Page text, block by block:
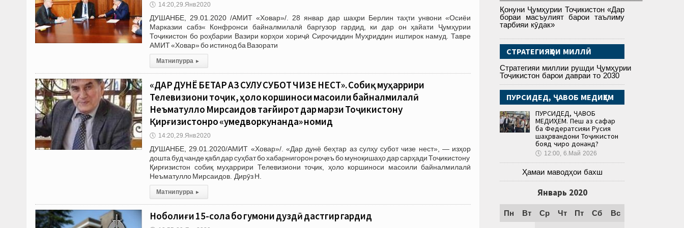
🕔 14:20, 29.Янв 2020
ДУШАНБЕ, 29.01.2020 /АМИТ «Ховар»/. 28 январ дар шаҳри Берлин таҳти унвони «Осиёи
Марказии сабз« Конфронси байналмилалӣ баргузор гардид, ки дар он ҳайати Ҷумҳурии
Тоҷикистон бо роҳбарии Вазири корҳои хориҷӣ Сироҷиддин Муҳриддин иштирок намуд. Тавре
АМИТ «Ховар» бо истинод ба Вазорати
Матни пурра ▸
«ДАР ДУНЁ БЕҲТАР АЗ СУЛҲУ СУБОТ ЧИЗЕ НЕСТ». Собиқ муҳаррири
Телевизиони тоҷик, ҳоло коршиноси масоили байналмилалӣ
Неъматулло Мирсаидов тағйирот дар марзи Тоҷикистону
Қирғизистонро «умедворкунанда» номид
🕔 14:20, 29.Янв 2020
ДУШАНБЕ, 29.01.2020/АМИТ «Ховар»/. «Дар дунё беҳтар аз сулҳу субот чизе нест», — изҳор
дошта буд чанде қабл дар суҳбат бо хабарнигорон роҷеъ бо муноқишаҳо дар сарҳади Тоҷикистону
Қирғизистон собиқ муҳаррири Телевизиони тоҷик, ҳоло коршиноси масоили байналмилалӣ
Неъматулло Мирсаидов. Дирӯз Н.
Матни пурра ▸
Ноболиғи 15-сола бо гумони дуздӣ дастгир гардид
Қонуни Ҷумҳурии Тоҷикистон «Дар
бораи масъулият барои таълиму
тарбияи кӯдак»
СТРАТЕГИЯҲОИ МИЛЛӢ
Стратегияи миллии рушди Ҷумҳурии
Тоҷикистон барои давраи то 2030
ПУРСИДЕД, ҶАВОБ МЕДИҲЕМ
ПУРСИДЕД, ҶАВОБ
МЕДИҲЕМ. Пеш аз сафар
ба Федератсияи Русия
шаҳрвандони Тоҷикистон
бояд чиро донанд?
🕔 12:00, 6.Май 2026
Ҳамаи маводҳои бахш
Январь 2020
Пн Вт Ср Чт Пт Сб Вс